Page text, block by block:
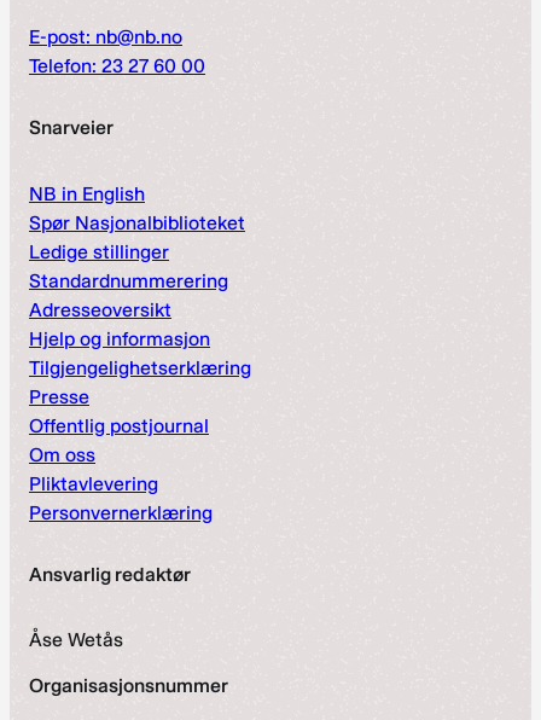
E-post: nb@nb.no
Telefon: 23 27 60 00
Snarveier
NB in English
Spør Nasjonalbiblioteket
Ledige stillinger
Standardnummerering
Adresseoversikt
Hjelp og informasjon
Tilgjengelighetserklæring
Presse
Offentlig postjournal
Om oss
Pliktavlevering
Personvernerklæring
Ansvarlig redaktør
Åse Wetås
Organisasjonsnummer